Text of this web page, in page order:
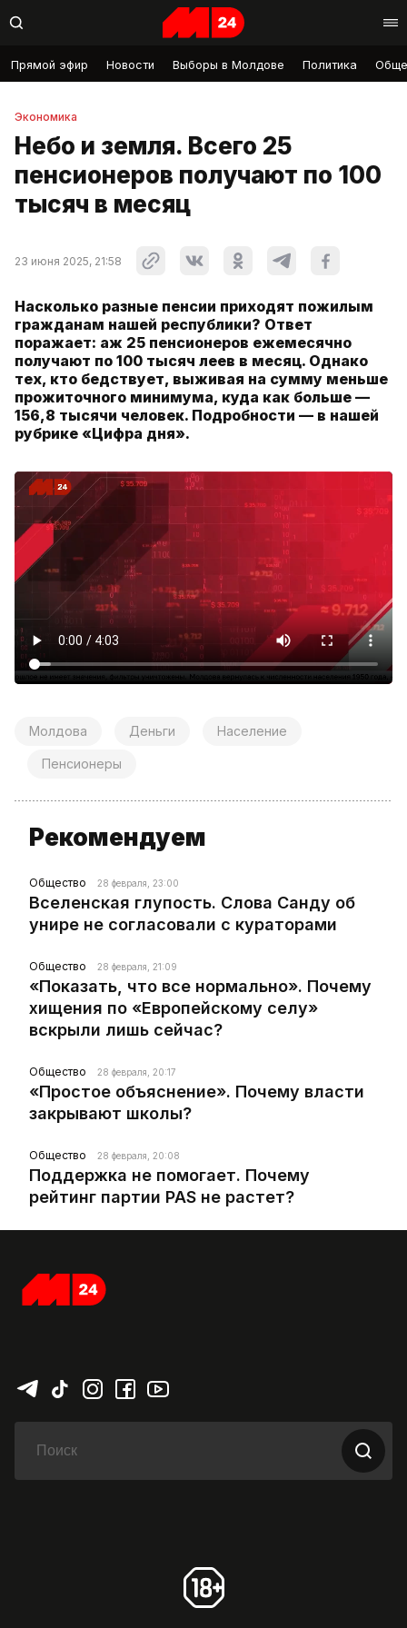
Прямой эфир Новости Выборы в Молдове Политика
Экономика
Небо и земля. Всего 25
пенсионеров получают по 100
тысяч в месяц
23 июня 2025, 21:58
Насколько разные пенсии приходят пожилым
гражданам нашей республики? Ответ
поражает: аж 25 пенсионеров ежемесячно
получают по 100 тысяч леев в месяц. Однако
тех, кто бедствует, выживая на сумму меньше
прожиточного минимума, куда как больше —
156,8 тысячи человек. Подробности — в нашей
рубрике «Цифра дня».
Молдова Деньги Население
Пенсионеры
Рекомендуем
Общество 28 февраля, 23:00
Вселенская глупость. Слова Санду об
унире не согласовали с кураторами
Общество 28 февраля, 21:09
«Показать, что все нормально». Почему
хищения по «Европейскому селу»
вскрыли лишь сейчас?
Общество 28 февраля, 20:17
«Простое объяснение». Почему власти
закрывают школы?
Общество 28 февраля, 20:08
Поддержка не помогает. Почему
рейтинг партии PAS не растет?